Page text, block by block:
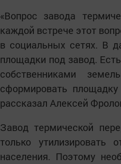
«Вопрос завода
каждой встрече этот
в социальных сетях. В
площадки под завод.
собственниками
сформировать
рассказал Алексей
Завод термической
только утилизировать
населения. Поэтому